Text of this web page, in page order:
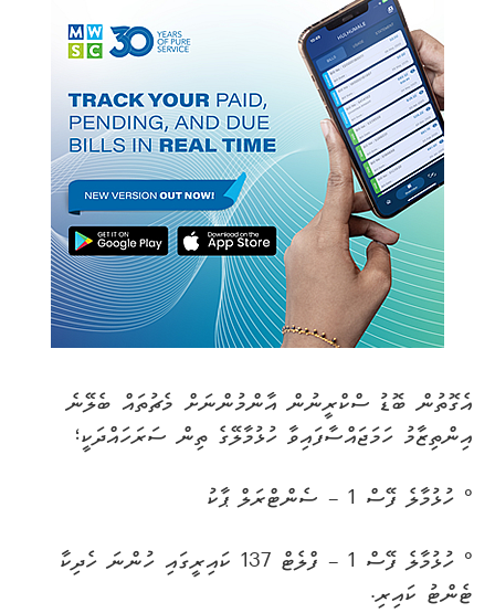
އެގޮތުން ބޮޑު ސްކްރީނުން އާންމުންނަށް މެޗުތައް ބެލޭނެ
އިންތިޒާމު ހަމަޖައްސާފައިވާ ހުޅުމާލޭގެ ތިން ސަރަހައްދަކީ؛
° ހުޅުމާލެ ފޭސް 1 – ސެންޓްރަލް ޕާކު
° ހުޅުމާލެ ފޭސް 1 – ފްލެޓް 137 ކައިރީގައި ހުންނަ ހެދިކާ
ޓެންޓު ކައިރި.